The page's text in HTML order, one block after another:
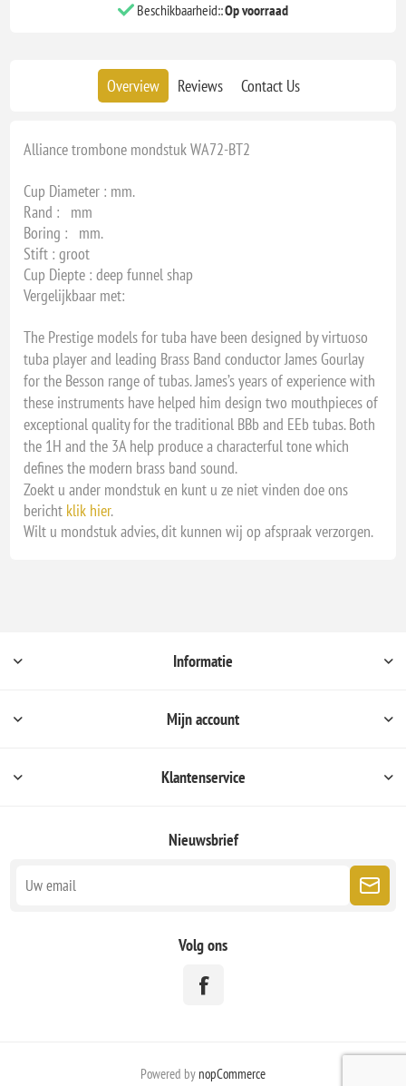
Beschikbaarheid::Op voorraad
Overview Reviews Contact Us
Alliance trombone mondstuk WA72-BT2
Cup Diameter : mm.
Rand : mm
Boring : mm.
Stift : groot
Cup Diepte : deep funnel shap
Vergelijkbaar met:
The Prestige models for tuba have been designed by virtuoso
tuba player and leading Brass Band conductor James Gourlay
for the Besson range of tubas. James’s years of experience with
these instruments have helped him design two mouthpieces of
exceptional quality for the traditional BBb and EEb tubas. Both
the 1H and the 3A help produce a characterful tone which
defines the modern brass band sound.
Zoekt u ander mondstuk en kunt u ze niet vinden doe ons
bericht klik hier.
Wilt u mondstuk advies, dit kunnen wij op afspraak verzorgen.
Informatie
Mijn account
Klantenservice
Nieuwsbrief
Volg ons
Powered by nopCommerce